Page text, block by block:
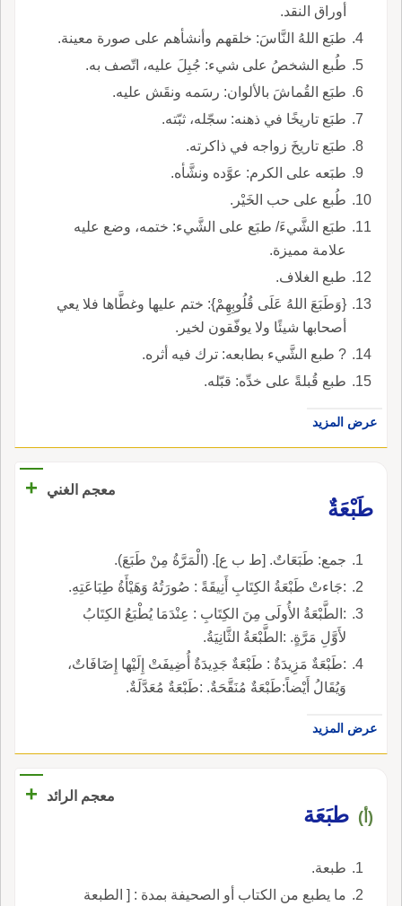
أوراق النقد.
طبَع اللهُ النَّاسَ: خلقهم وأنشأهم على صورة معينة.
طُبع الشخصُ على شيء: جُبِلَ عليه، اتّصف به.
طبَع القُماشَ بالألوان: رسَمه ونقَش عليه.
طبَع تاريخًا في ذهنه: سجّله، ثبّته.
طبَع تاريخَ زواجه في ذاكرته.
طبَعه على الكرم: عوَّده ونشَّأه.
طُبع على حب الخَيْر.
طبَع الشَّيءَ/ طبَع على الشَّيء: ختمه، وضع عليه
علامة مميزة.
طبع الغلاف.
{وَطَبَعَ اللهُ عَلَى قُلُوبِهِمْ}: ختم عليها وغطَّاها فلا يعي
أصحابها شيئًا ولا يوفّقون لخير.
? طبع الشَّيء بطابعه: ترك فيه أثره.
طبع قُبلةً على خدِّه: قبّله.
عرض المزيد
معجم الغني
+
طَبْعَةٌ
جمع: طَبَعَاتٌ. [ط ب ع]. (الْمَرَّةُ مِنْ طَبَعَ).
:جَاءتْ طَبْعَةُ الكِتَابِ أَنِيقَةً : صُورَتُهُ وَهَيْأَةُ طِبَاعَتِهِ.
:الطَّبْعَةُ الأُولَى مِنَ الكِتَابِ : عِنْدَمَا يُطْبَعُ الكِتَابُ
لأَوَّلِ مَرَّةٍ. :الطَّبْعَةُ الثَّانِيَةُ.
:طَبْعَةٌ مَزِيدَةٌ : طَبْعَةٌ جَدِيدَةٌ أُضِيفَتْ إِلَيْها إِضَافَاتٌ،
وَيُقَالُ أَيْضاً:طَبْعَةٌ مُنَقَّحَةٌ. :طَبْعَةٌ مُعَدَّلَةٌ.
عرض المزيد
معجم الرائد +
(أ) طبَعَة
طبعة.
ما يطبع من الكتاب أو الصحيفة بمدة : [ الطبعة